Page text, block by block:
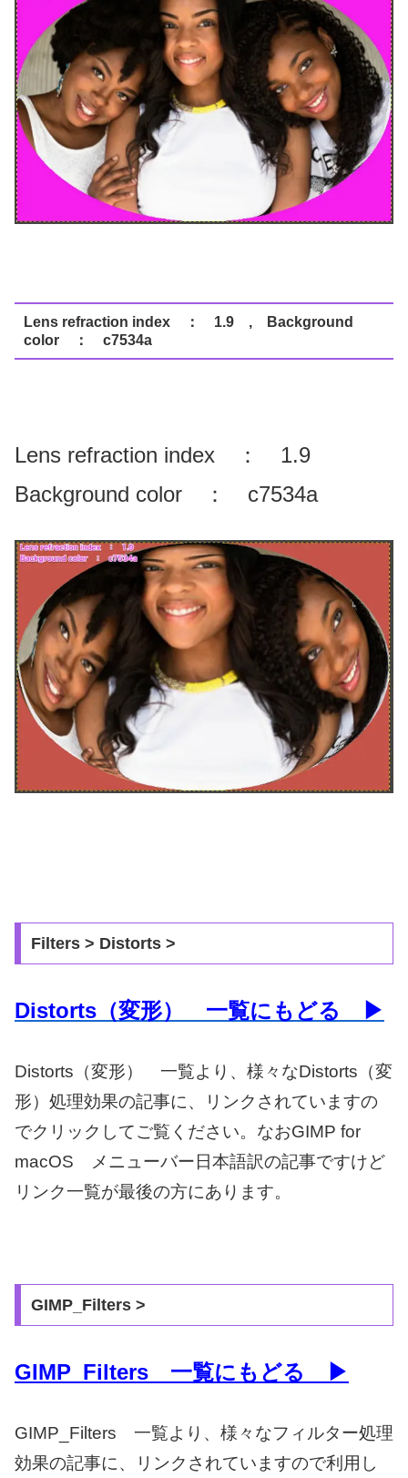
Lens refraction index ： 1.9 , Background
color ： c7534a
Lens refraction index ： 1.9
Background color ： c7534a
Filters > Distorts >
Distorts（変形） 一覧にもどる ▶
Distorts（変形） 一覧より、様々なDistorts（変
形）処理効果の記事に、リンクされていますの
でクリックしてご覧ください。なおGIMP for
macOS メニューバー日本語訳の記事ですけど
リンク一覧が最後の方にあります。
GIMP_Filters >
GIMP_Filters 一覧にもどる ▶
GIMP_Filters 一覧より、様々なフィルター処理
効果の記事に、リンクされていますので利用し